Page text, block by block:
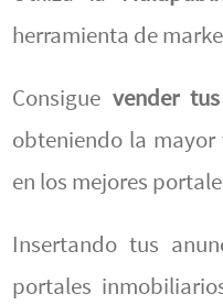
herramienta de
Consigue vender
obteniendo la
en los mejores
Insertando tus
portales